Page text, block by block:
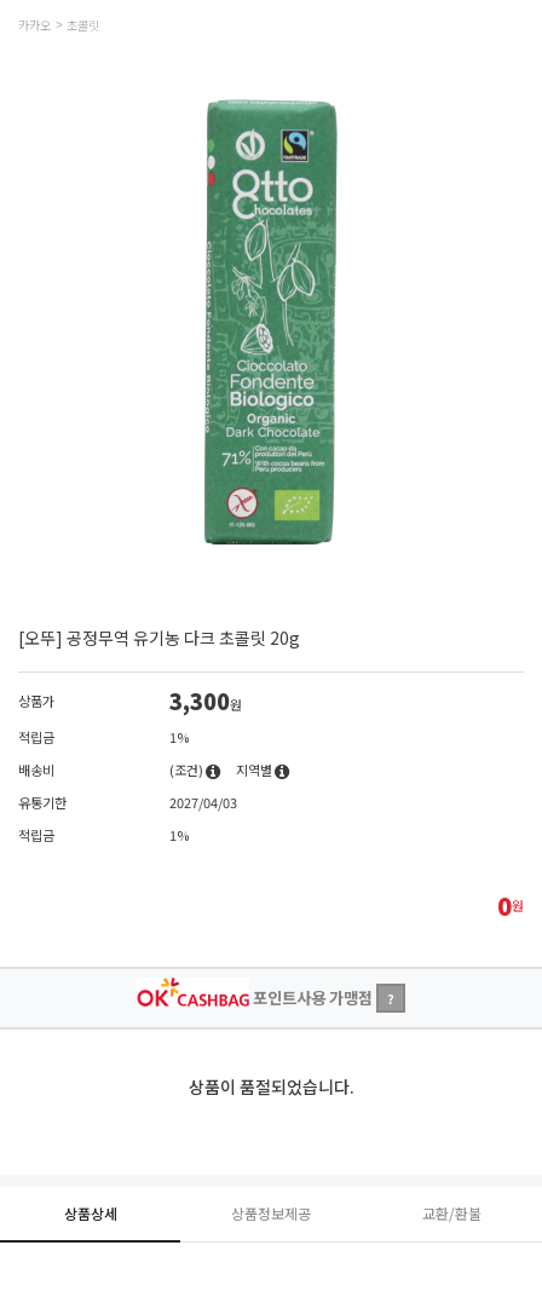
카카오 초콜릿
[오뚜] 공정무역 유기농 다크 초콜릿 20g
상품가 3,300원
적립금
1%
배송비
(조건)
지역별
유통기한
2027/04/03
적립금
1%
0원
포인트사용 가맹점 ?
상품이 품절되었습니다.
상품상세 상품정보제공 교환/환불